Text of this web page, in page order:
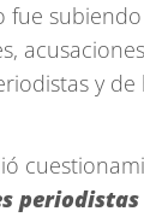
fue
y